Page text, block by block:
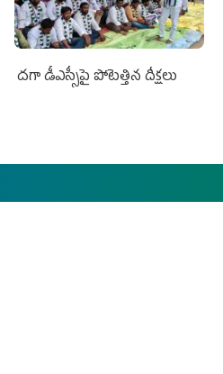
దగా డీఎస్సీపై పోటెత్తిన దీక్షలు